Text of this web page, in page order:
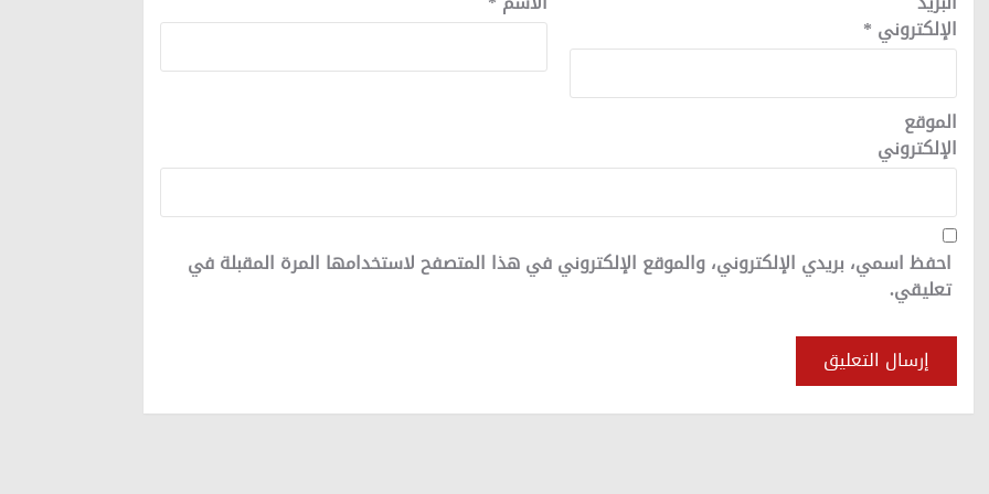
الإلكتروني *
الموقع
الإلكتروني
احفظ اسمي، بريدي الإلكتروني، والموقع الإلكتروني في هذا المتصفح لاستخدامها المرة المقبلة في
تعليقي.